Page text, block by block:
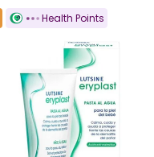
Health Points